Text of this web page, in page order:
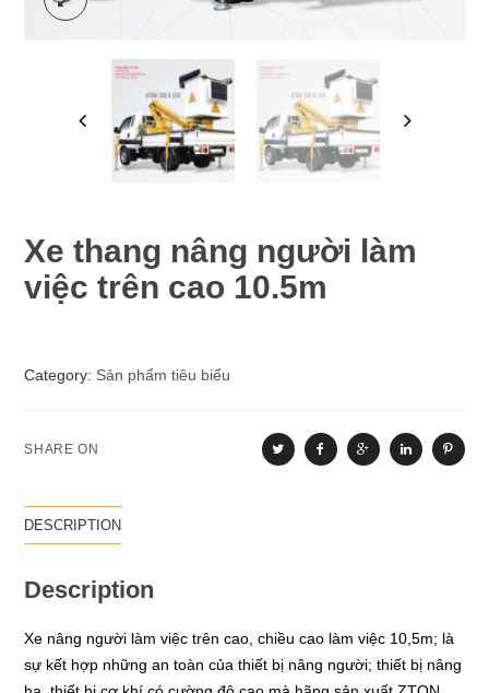
Xe thang nâng người làm
việc trên cao 10.5m
Category: Sản phẩm tiêu biểu
SHARE ON
DESCRIPTION
Description
Xe nâng người làm việc trên cao, chiều cao làm việc 10,5m; là
sự kết hợp những an toàn của thiết bị nâng người; thiết bị nâng